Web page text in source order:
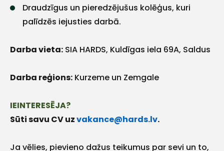
Draudzīgus un pieredzējušus kolēģus, kuri
palīdzēs iejusties darbā.
Darba vieta: SIA HARDS, Kuldīgas iela 69A, Saldus
Darba reģions: Kurzeme un Zemgale
IEINTERESĒJA?
Sūti savu CV uzvakance@hards.lv.
Ja vēlies, pievieno dažus teikumus par sevi un to,
Ziņojums
lietošanas noteikumiem